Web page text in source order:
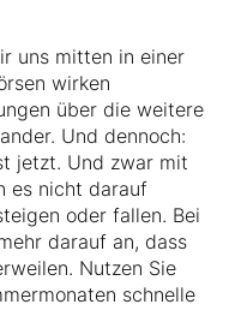
uns mitten in einer
wirken
über die weitere
Und dennoch:
jetzt. Und zwar mit
es nicht darauf
oder fallen. Bei
darauf an, dass
Nutzen Sie
schnelle